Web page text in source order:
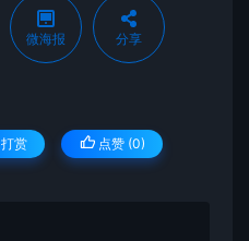
微海报 分享
打赏 点赞 (0)